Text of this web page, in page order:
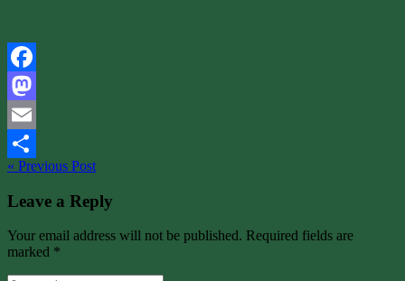
Facebook
Mastodon
Email
Share
« Previous Post
Leave a Reply
Your email address will not be published. Required fields are
marked *